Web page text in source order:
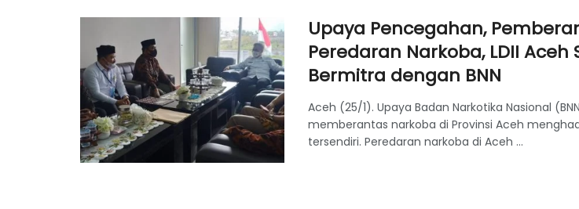
Upaya Pencegahan,
Peredaran Narkoba, LDII Aceh
Bermitra dengan BNN
Aceh (25/1). Upaya Badan Narkotika Nasional
memberantas narkoba di Provinsi Aceh
tersendiri. Peredaran narkoba di Aceh ...